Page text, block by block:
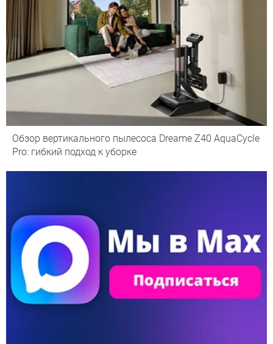
Обзор вертикального пылесоса Dreame Z40 AquaCycle
Pro: гибкий подход к уборке